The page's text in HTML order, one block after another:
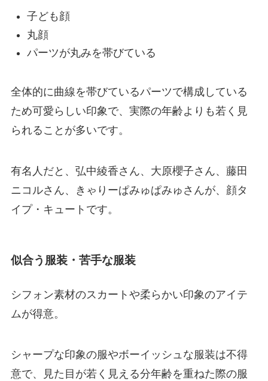
子ども顔
丸顔
パーツが丸みを帯びている
全体的に曲線を帯びているパーツで構成している
ため可愛らしい印象で、実際の年齢よりも若く見
られることが多いです。
有名人だと、弘中綾香さん、大原櫻子さん、藤田
ニコルさん、きゃりーぱみゅぱみゅさんが、顔タ
イプ・キュートです。
似合う服装・苦手な服装
シフォン素材のスカートや柔らかい印象のアイテ
ムが得意。
シャープな印象の服やボーイッシュな服装は不得
意で、見た目が若く見える分年齢を重ねた際の服